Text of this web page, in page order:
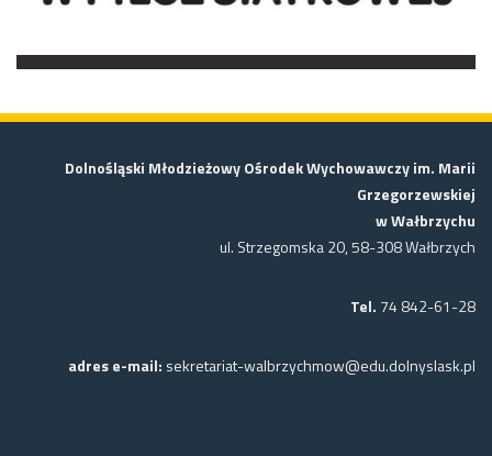
Dolnośląski Młodzieżowy Ośrodek Wychowawczy im. Marii
Grzegorzewskiej
w Wałbrzychu
ul. Strzegomska 20, 58-308 Wałbrzych
Tel. 74 842-61-28
adres e-mail: sekretariat-walbrzychmow@edu.dolnyslask.pl